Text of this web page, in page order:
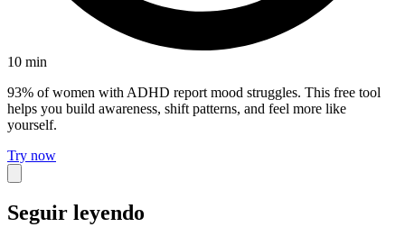
10 min
93% of women with ADHD report mood struggles. This free tool
helps you build awareness, shift patterns, and feel more like
yourself.
Try now
Seguir leyendo